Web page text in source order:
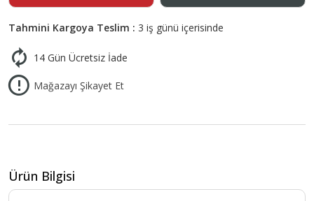
Tahmini Kargoya Teslim : 3 iş günü içerisinde
14 Gün Ücretsiz İade
Mağazayı Şikayet Et
Ürün Bilgisi